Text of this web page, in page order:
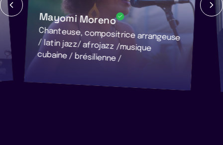
Mayomi Moreno
Chanteuse, compositrice arrangeuse
/ latin jazz/ afrojazz /musique
cubaine / brésilienne /